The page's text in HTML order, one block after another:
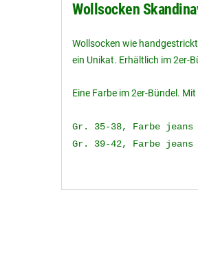
Wollsocken
Wollsocken wie
ein Unikat. Erhältlich im 2er-
Eine Farbe im 2er-Bündel.
Gr. 35-38, Farbe jeans
Gr. 39-42, Farbe jeans